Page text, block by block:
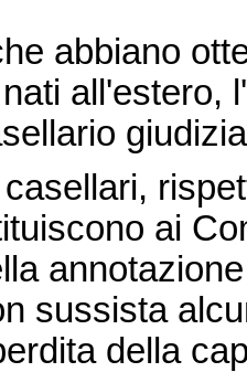
abbiano
all'estero,
ai
sussista
della